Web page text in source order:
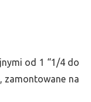
od 1 “1/4 do
zamontowane na